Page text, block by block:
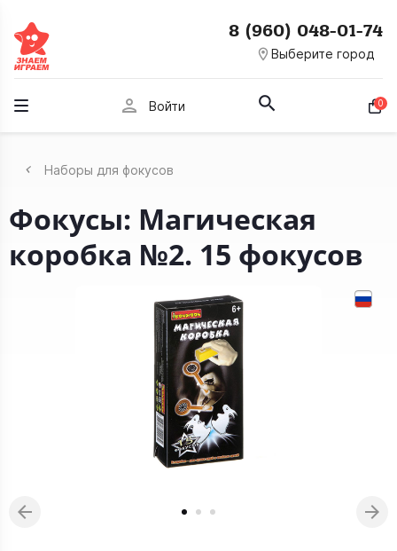
room Выберите город
8 (960) 048-01-74
person Войти 0
Наборы для фокусов
Фокусы: Магическая
коробка №2. 15 фокусов